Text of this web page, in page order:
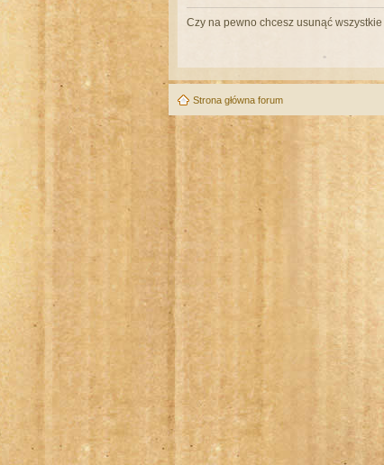
Czy na pewno chcesz usunąć
Strona główna forum